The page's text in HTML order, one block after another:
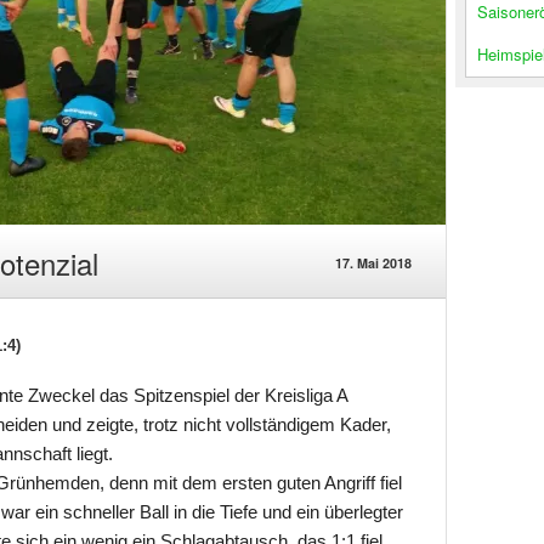
17. Mai 2018
Zweckel das Spitzenspiel der Kreisliga A
und zeigte, trotz nicht vollständigem Kader,
liegt.
denn mit dem ersten guten Angriff fiel
ein schneller Ball in die Tiefe und ein überlegter